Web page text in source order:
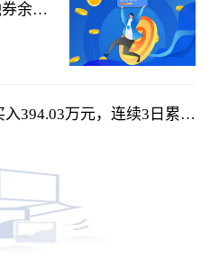
余额
394.03万元，连续3日累计